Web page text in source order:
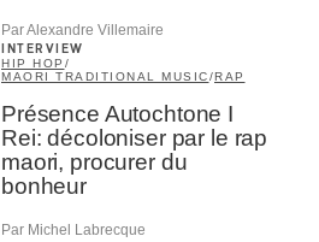
Par Alexandre Villemaire
INTERVIEW
HIP HOP /
MAORI TRADITIONAL MUSIC/RAP
Présence Autochtone I
Rei: décoloniser par le rap
maori, procurer du
bonheur
Par Michel Labrecque